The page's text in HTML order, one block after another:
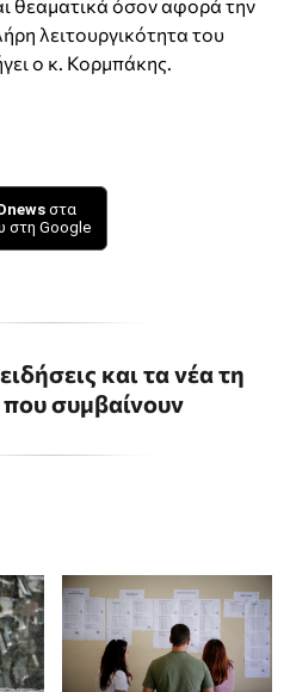
θεαματικά όσον αφορά την
λειτουργικότητα του
ο κ. Κορμπάκης.
στα
στη Google
και τα νέα τη
που συμβαίνουν